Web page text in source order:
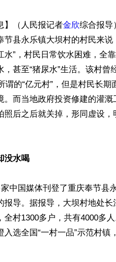
】（人民报记者金欣综合报导
节县永乐镇大坝村的村民来说
水”，村民日常饮水困难，全靠
，甚至“猪尿水”生活。该村曾
谓的“亿元村”，但是村民长期
。而当地政府投资修建的灌溉
照后之后就关掉，形同虚设，
没水喝
中国媒体刊登了重庆奉节县
报导。据报导，大坝村地处长
全村1300多户，共有4000多
入选全国“一村一品”示范村镇